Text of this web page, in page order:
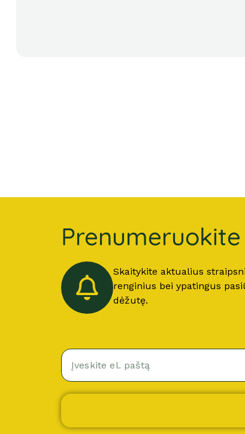
Skaitykite aktualius
renginius bei ypatingus
dėžutę.